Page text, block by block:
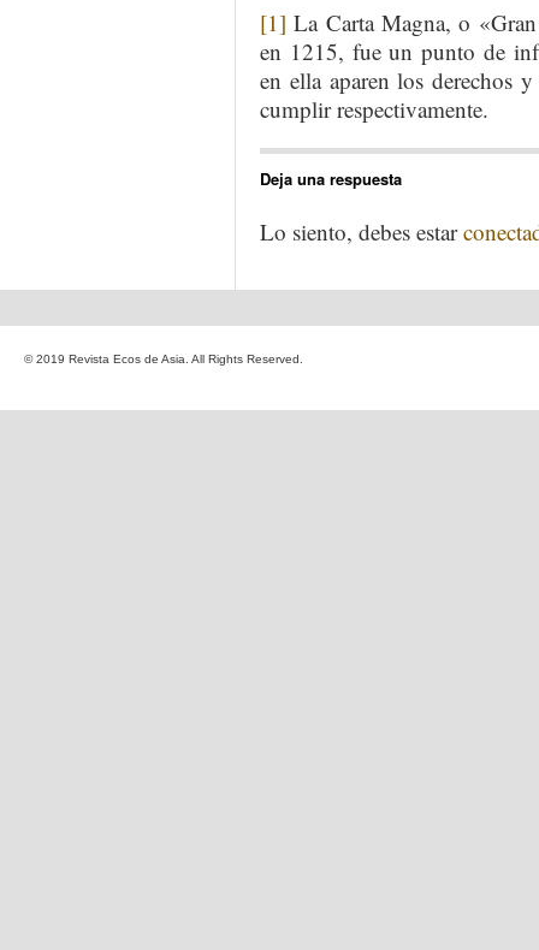
[1] La Carta Magna, o
en 1215, fue un punto de
en ella aparen los derechos
cumplir respectivamente.
Deja una respuesta
Lo siento, debes estar
© 2019 Revista Ecos de Asia. All Rights Reserved.